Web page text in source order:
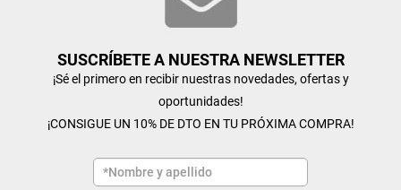
SUSCRÍBETE A NUESTRA NEWSLETTER
¡Sé el primero en recibir nuestras novedades, ofertas y
oportunidades!
¡CONSIGUE UN 10% DE DTO EN TU PRÓXIMA COMPRA!